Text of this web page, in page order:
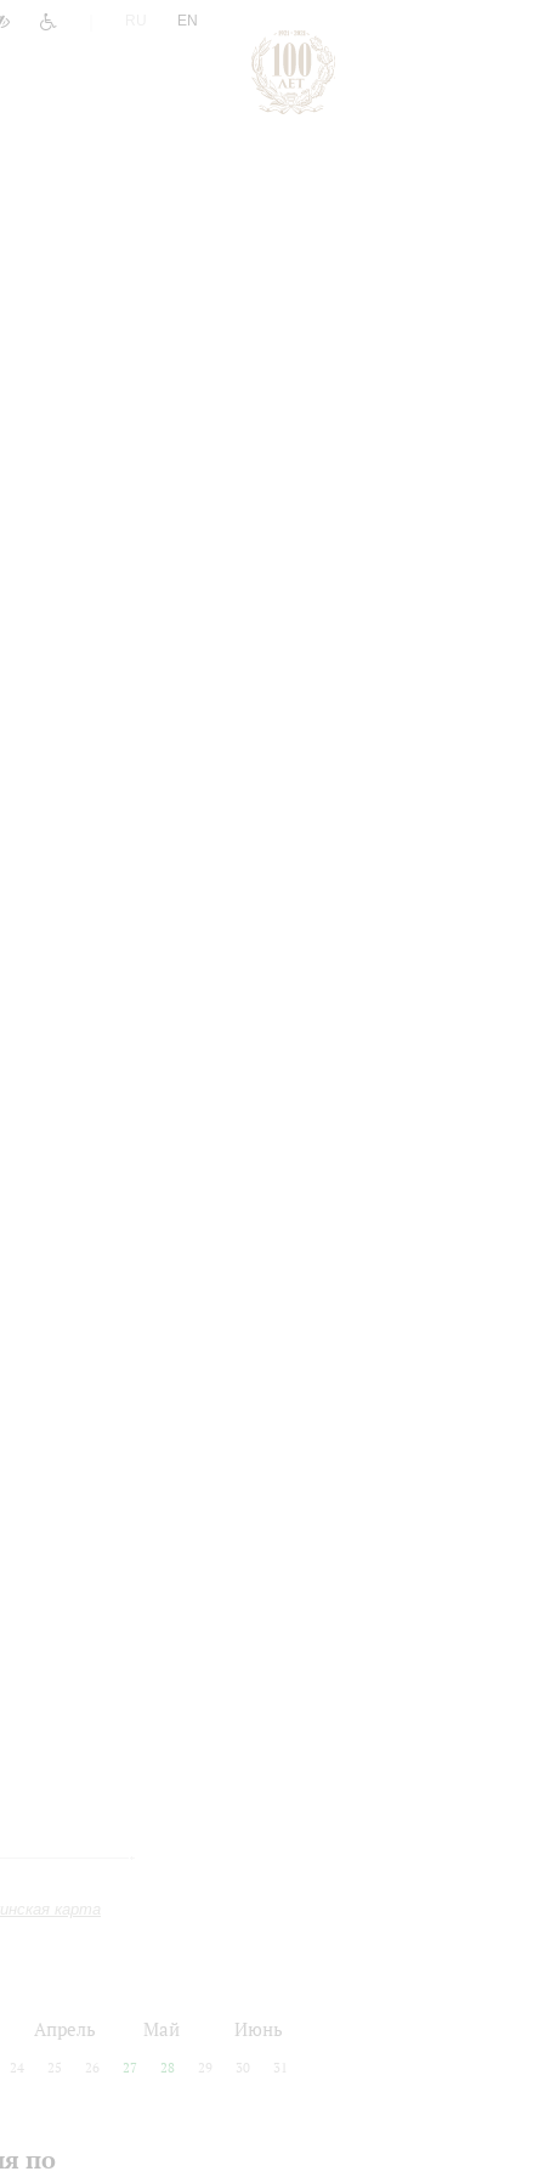
EN
карта
Апрель Май Июнь
24 25 26 27 28 29 30 31
по